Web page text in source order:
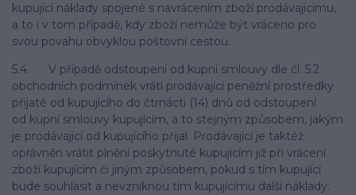
kupující náklady spojené s navrácením zboží prodávajícímu,
a to i v tom případě, kdy zboží nemůže být vráceno pro
svou povahu obvyklou poštovní cestou.
5.4. V případě odstoupení od kupní smlouvy dle čl. 5.2
obchodních podmínek vrátí prodávající peněžní prostředky
přijaté od kupujícího do čtrnácti (14) dnů od odstoupení
od kupní smlouvy kupujícím, a to stejným způsobem, jakým
je prodávající od kupujícího přijal. Prodávající je taktéž
oprávněn vrátit plnění poskytnuté kupujícím již při vrácení
zboží kupujícím či jiným způsobem, pokud s tím kupující
bude souhlasit a nevzniknou tím kupujícímu další náklady.